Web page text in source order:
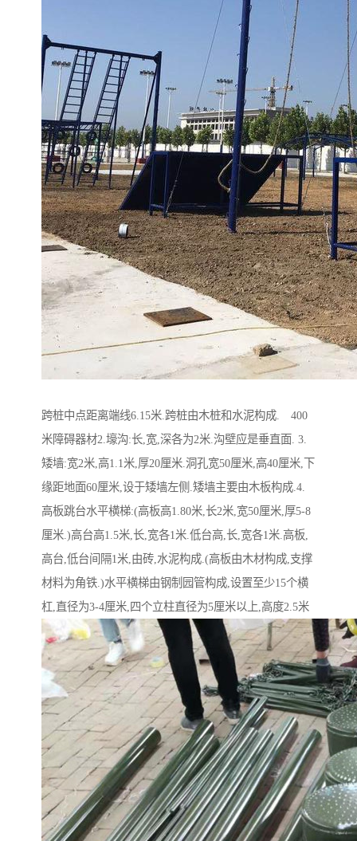
跨桩中点距离端线6.15米.跨桩由木桩和水泥构成. 400
米障碍器材2.壕沟:长,宽,深各为2米.沟壁应是垂直面. 3.
矮墙:宽2米,高1.1米,厚20厘米.洞孔宽50厘米,高40厘米,下
缘距地面60厘米,设于矮墙左侧.矮墙主要由木板构成.4.
高板跳台水平横梯:(高板高1.80米,长2米,宽50厘米,厚5-8
厘米.)高台高1.5米,长,宽各1米.低台高,长,宽各1米.高板,
高台,低台间隔1米,由砖,水泥构成.(高板由木材构成,支撑
材料为角铁.)水平横梯由钢制园管构成,设置至少15个横
杠,直径为3-4厘米,四个立柱直径为5厘米以上,高度2.5米